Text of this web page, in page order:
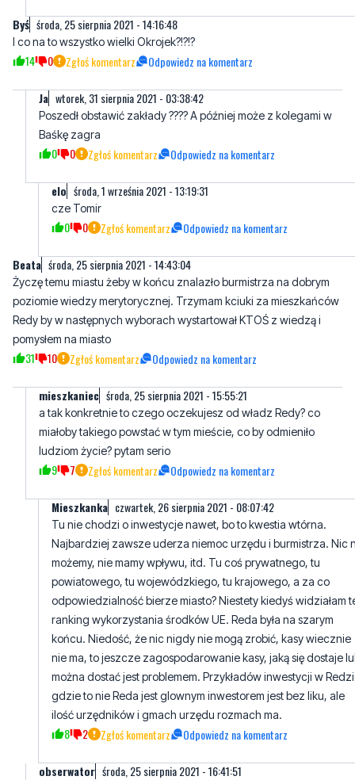
odpowiedzialności.
9 1 Zgłoś komentarz Odpowiedz na komentarz
I co na to wszystko wielki Okrojek?!?!?
0 Zgłoś komentarz Odpowiedz na komentarz
Ja wtorek, 31 sierpnia 2021 - 03:38:42
Baśkę zagra
0 0 Zgłoś komentarz
cze Tomir
0 0 Zgłoś komentarz Odpowiedz na komentarz
Beata środa, 25 sierpnia 2021 - 14:43:04
Życzę temu miastu żeby w końcu znalazło burmistrza na dobrym
poziomie wiedzy merytorycznej. Trzymam kciuki za mieszkańców
pomysłem na miasto
10 Zgłoś komentarz Odpowiedz na komentarz
mieszkaniec środa, 25 sierpnia 2021 - 15:55:21
a tak konkretnie to czego oczekujesz od władz Redy? co
ludziom życie? pytam serio
9 7 Zgłoś komentarz Odpowiedz na komentarz
Mieszkanka czwartek, 26 sierpnia 2021 - 08:07:42
Tu nie chodzi o inwestycje nawet, bo to kwestia wtórna.
Najbardziej zawsze uderza niemoc urzędu i burmistrza. Nic
możemy, nie mamy wpływu, itd. Tu coś prywatnego, tu
powiatowego, tu wojewódzkiego, tu krajowego, a za co
odpowiedzialność bierze miasto? Niestety kiedyś widziałam
ranking wykorzystania środków UE. Reda była na szarym
końcu. Niedość, że nic nigdy nie mogą zrobić, kasy wiecznie
nie ma, to jeszcze zagospodarowanie kasy, jaką się dostaje
można dostać jest problemem. Przykładów inwestycji w
ilość urzędników i gmach urzędu rozmach ma.